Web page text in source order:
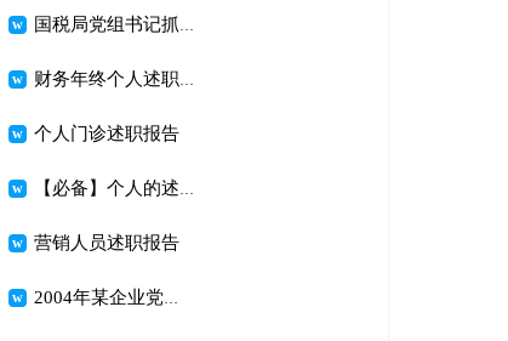
国税局党组书记抓党建工作述职报告
财务年终个人述职报告合集5篇
个人门诊述职报告
【必备】个人的述职报告锦集5篇
营销人员述职报告
2004年某企业党支部书记述职报告述职报告